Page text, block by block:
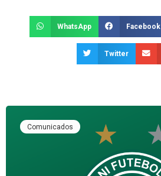
WhatsApp Facebook
Twitter
Comunicados